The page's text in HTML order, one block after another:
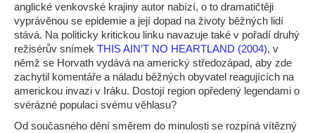
anglické venkovské krajiny autor nabízí, o to dramatičtěji
vyprávěnou se epidemie a její dopad na životy běžných lidí
stává. Na politicky kritickou linku navazuje také v pořadí druhý
režisérův snímek THIS AIN’T NO HEARTLAND (2004), v
němž se Horvath vydává na americký středozápad, aby zde
zachytil komentáře a náladu běžných obyvatel reagujících na
americkou invazi v Iráku. Dostojí region opředený legendami o
svérázné populaci svému věhlasu?
Od současného dění směrem do minulosti se rozpíná vítězný